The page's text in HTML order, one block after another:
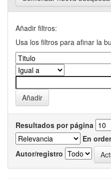
Añadir filtros:
Usa los filtros para afinar la
Resultados por página
En
Autor/registro